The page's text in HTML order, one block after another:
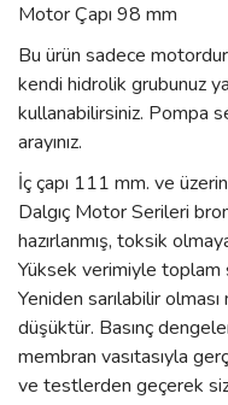
Motor Çapı 98 mm
Bu ürün sadece
kendi hidrolik grubunuz
kullanabilirsiniz. Pompa
arayınız.
İç çapı 111 mm. ve
Dalgıç Motor Serileri
hazırlanmış, toksik
Yüksek verimiyle toplam
Yeniden sarılabilir
düşüktür. Basınç
membran vasıtasıyla
ve testlerden geçerek